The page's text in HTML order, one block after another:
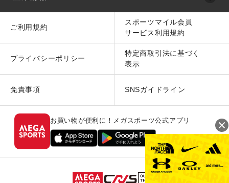
ご利用規約
スポーツマイル会員
サービス利用規約
プライバシーポリシー
特定商取引法に基づく
表示
免責事項 SNSガイドライン
お買い物が便利に！メガスポーツ公式アプリ